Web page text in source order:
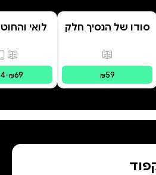
מודפס
סודו של הנסיך חלק
הנסתר
פורמטים זמינים
מודפס
₪59
לואי
-₪69